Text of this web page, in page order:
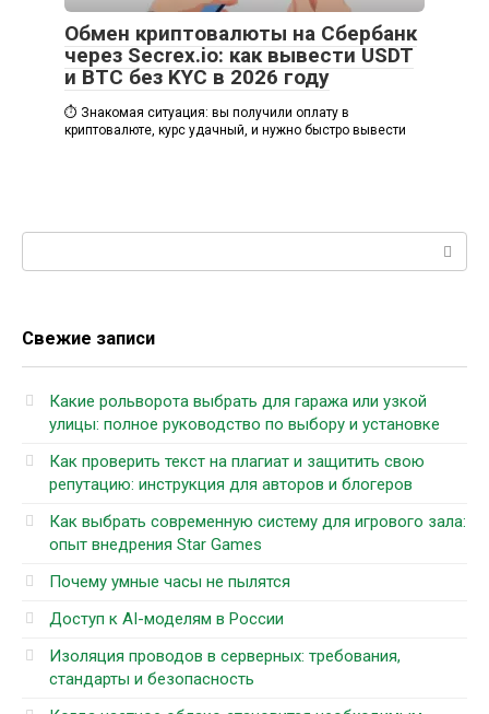
Обмен криптовалюты на Сбербанк
через Secrex.io: как вывести USDT
и BTC без KYC в 2026 году
⏱️ Знакомая ситуация: вы получили оплату в
криптовалюте, курс удачный, и нужно быстро вывести
Свежие записи
Какие рольворота выбрать для гаража или узкой
улицы: полное руководство по выбору и установке
Как проверить текст на плагиат и защитить свою
репутацию: инструкция для авторов и блогеров
Как выбрать современную систему для игрового зала:
опыт внедрения Star Games
Почему умные часы не пылятся
Доступ к AI-моделям в России
Изоляция проводов в серверных: требования,
стандарты и безопасность